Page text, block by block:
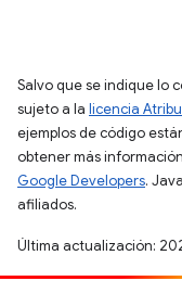
Salvo que se indique lo
sujeto a la licencia
ejemplos de código
obtener más
Google Developers.
afiliados.
Última actualización: